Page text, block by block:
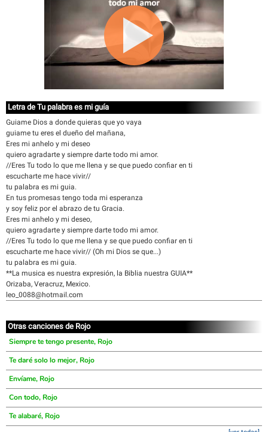
Letra de Tu palabra es mi guía
Guiame Dios a donde quieras que yo vaya
guiame tu eres el dueño del mañana,
Eres mi anhelo y mi deseo
quiero agradarte y siempre darte todo mi amor.
//Eres Tu todo lo que me llena y se que puedo confiar en ti
escucharte me hace vivir//
tu palabra es mi guia.
En tus promesas tengo toda mi esperanza
y soy feliz por el abrazo de tu Gracia.
Eres mi anhelo y mi deseo,
quiero agradarte y siempre darte todo mi amor.
//Eres Tu todo lo que me llena y se que puedo confiar en ti
escucharte me hace vivir// (Oh mi Dios se que...)
tu palabra es mi guia.
**La musica es nuestra expresión, la Biblia nuestra GUIA**
Orizaba, Veracruz, Mexico.
leo_0088@hotmail.com
Otras canciones de Rojo
Siempre te tengo presente, Rojo
Te daré solo lo mejor, Rojo
Envíame, Rojo
Con todo, Rojo
Te alabaré, Rojo